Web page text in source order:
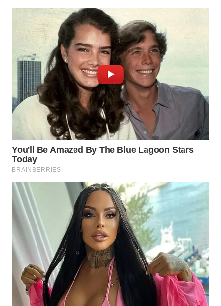
WN
SURABAYA
NATUNA
WN
BINTAN
MANDALIKA
WN
LIKUPANG
LABUANBAJO
WN
BORNEO
Wahana
Media
Group